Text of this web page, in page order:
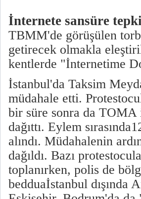
İnternete sansüre
TBMM'de görüşülen
getirecek olmakla
kentlerde "İnternetime
İstanbul'da Taksim
müdahale etti.
bir süre sonra da TOMA
dağıttı. Eylem
alındı. Müdahalenin
dağıldı. Bazı
toplanırken, polis de
bedduaİstanbul